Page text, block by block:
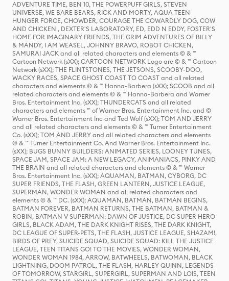
ADVENTURE TIME, BEN 10, THE POWERPUFF GIRLS, STEVEN
UNIVERSE, WE BARE BEARS, RICK AND MORTY, AQUA TEEN
HUNGER FORCE, CHOWDER, COURAGE THE COWARDLY DOG, COW
AND CHICKEN , DEXTER'S LABORATORY, ED, EDD N EDDY, FOSTER'S
HOME FOR IMAGINARY FRIENDS, THE GRIM ADVENTURES OF BILLY
& MANDY, I AM WEASEL, JOHNNY BRAVO, ROBOT CHICKEN,
SAMURAI JACK and all related characters and elements © & ™
Cartoon Network (sXX); CARTOON NETWORK Logo are © & ™ Cartoon
Network (sXX); THE FLINTSTONES, THE JETSONS, SCOOBY-DOO,
WACKY RACES, SPACE GHOST COAST TO COAST and all related
characters and elements © & ™ Hanna-Barbera (sXX); SCOOB and all
related characters and elements © & ™ Hanna-Barbera and Warner
Bros. Entertainment Inc. (sXX); THUNDERCATS and all related
characters and elements ™ of Warner Bros. Entertainment Inc. and ©
Warner Bros. Entertainment Inc and Ted Wolf (sXX); TOM AND JERRY
and all related characters and elements © & ™ Turner Entertainment
Co. (sXX); TOM AND JERRY and all related characters and elements
© & ™ Turner Entertainment Co. And Warner Bros. Entertainment Inc.
(sXX); BUGS BUNNY BUILDERS: ANIMATED SERIES, LOONEY TUNES,
SPACE JAM, SPACE JAM: A NEW LEGACY, ANIMANIACS, PINKY AND
THE BRAIN and all related characters and elements © & ™ Warner
Bros. Entertainment Inc. (sXX); AQUAMAN, BATMAN, CYBORG, DC
SUPER FRIENDS, THE FLASH, GREEN LANTERN, JUSTICE LEAGUE,
SUPERMAN, WONDER WOMAN and all related characters and
elements © & ™ DC. (sXX); AQUAMAN, BATMAN, BATMAN BEGINS,
BATMAN FOREVER, BATMAN RETURNS, THE BATMAN, BATMAN &
ROBIN, BATMAN V SUPERMAN: DAWN OF JUSTICE, DC SUPER HERO
GIRLS, BLACK ADAM, THE DARK KNIGHT RISES, THE DARK KNIGHT,
DC LEAGUE OF SUPER-PETS, THE FLASH, JUSTICE LEAGUE, SHAZAM!,
BIRDS OF PREY, SUICIDE SQUAD, SUICIDE SQUAD: KILL THE JUSTICE
LEAGUE, TEEN TITANS GO! TO THE MOVIES, WONDER WOMAN,
WONDER WOMAN 1984, ARROW, BATWHEELS, BATWOMAN, BLACK
LIGHTNING, DOOM PATROL, THE FLASH, HARLEY QUINN, LEGENDS
OF TOMORROW, STARGIRL, SUPERGIRL, SUPERMAN AND LOIS, TEEN